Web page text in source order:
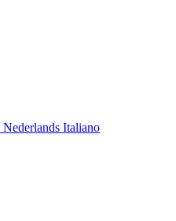
Nederlands Italiano